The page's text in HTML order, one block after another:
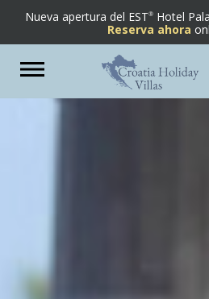
Nueva apertura del EST Hotel
Reserva ahora
Toggle
navigation